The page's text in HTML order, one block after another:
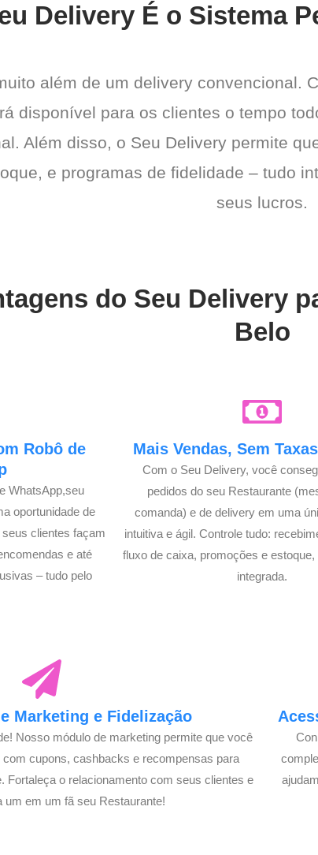
Delivery É o Sistema
além de um delivery convencional.
disponível para os clientes o tempo
Além disso, o Seu Delivery permite
e programas de fidelidade – tudo
seus lucros.
do Seu Delivery
Belo
Robô de
WhatsApp,seu
oportunidade de
clientes façam
e até
– tudo pelo
Mais Vendas, Sem
Com o Seu Delivery, você
pedidos do seu Restaurante
comanda) e de delivery em uma
intuitiva e ágil. Controle tudo:
fluxo de caixa, promoções e
integrada.
Marketing e Fidelização
Nosso módulo de marketing permite que você
cupons, cashbacks e recompensas para
Fortaleça o relacionamento com seus clientes e
um em um fã seu Restaurante!